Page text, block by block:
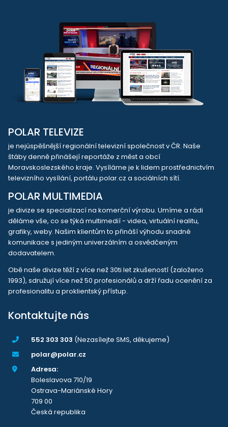
POLAR TELEVIZE
je nejúspěšnější regionální televizní společnost v ČR. Naše
štáby denně přinášejí reportáže z měst a obcí
Moravskoslezského kraje. Vysíláme je k lidem prostřednictvím
televizního vysílání, portálu polar.cz a sociálních sítí.
POLAR MULTIMEDIA
je divize se specializací na komerční výrobu. Umíme a rádi
děláme vše, co se týká multimedií - videa, virtuální realitu,
grafiky, weby. Našim klientům to přináší výhodu snadné
komunikace s jediným univerzálním a osvědčeným
dodavatelem.
Obě naše divize těží z více než 30ti let zkušeností (založeno
1993), sdružují více než 50 profesionálů a drží řadu ocenění za
profesionalitu a proklientský přístup.
Kontaktujte nás
552 303 303 (Nezasílejte SMS, děkujeme)
polar@polar.cz
Adresa:
Boleslavova 710/19
Ostrava-Mariánské Hory
709 00
Česká republika